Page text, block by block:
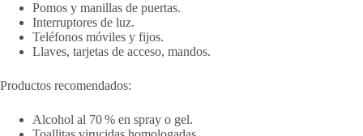
Pomos y manillas de puertas.
Interruptores de luz.
Teléfonos móviles y fijos.
Llaves, tarjetas de acceso, mandos.
Productos recomendados:
Alcohol al 70 % en spray o gel.